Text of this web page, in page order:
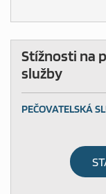
Stížnosti na
služby
PEČOVATELSKÁ